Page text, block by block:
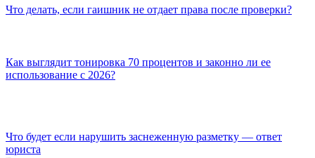
Что делать, если гаишник не отдает права после проверки?
Как выглядит тонировка 70 процентов и законно ли ее
использование с 2026?
Что будет если нарушить заснеженную разметку — ответ
юриста